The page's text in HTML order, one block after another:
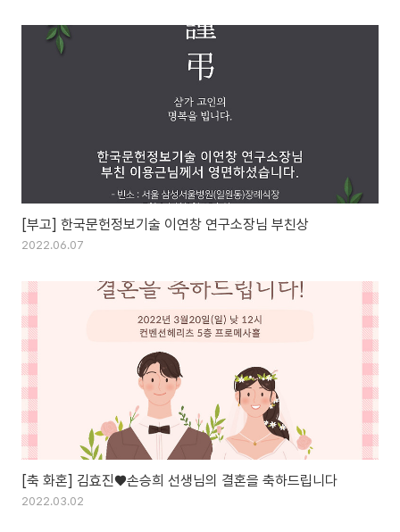
[부고] 한국문헌정보기술 이연창 연구소장님 부친상
2022.06.07
[축 화혼] 김효진♥손승희 선생님의 결혼을 축하드립니다
2022.03.02